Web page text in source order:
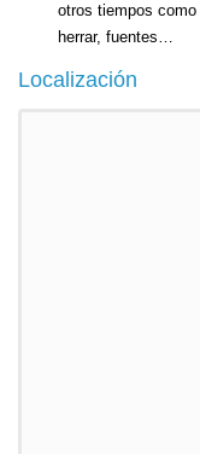
otros tiempos
herrar, fuentes…
Localización